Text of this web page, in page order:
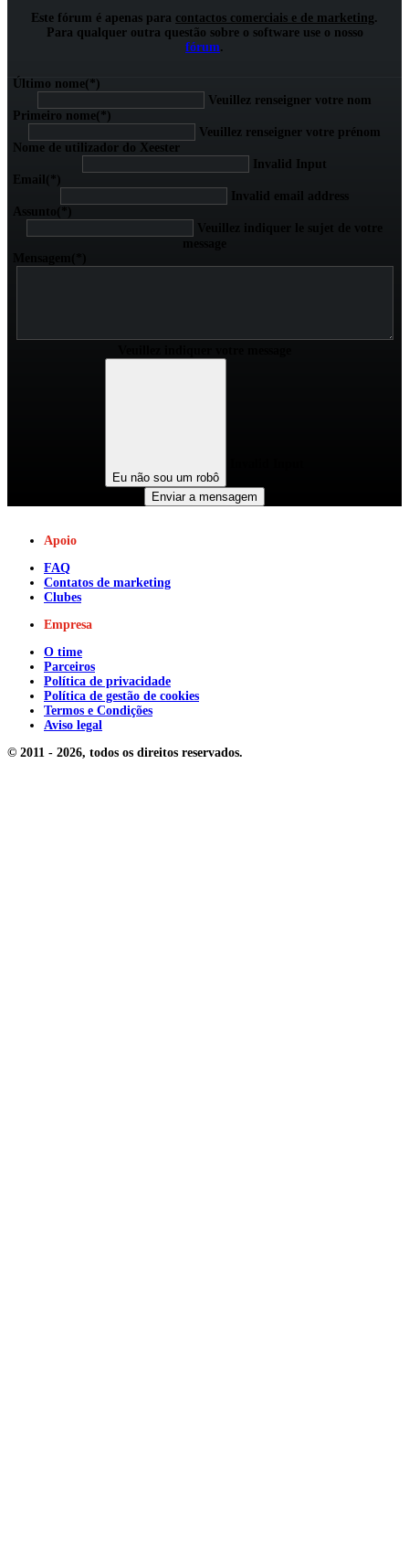
Este fórum é apenas para contactos comerciais e de marketing.
Para qualquer outra questão sobre o software use o nosso
fórum.
Último nome(*)
Veuillez renseigner votre nom
Primeiro nome(*)
Veuillez renseigner votre prénom
Nome de utilizador do Xeester
Invalid Input
Email (*)
Invalid email address
Assunto(*)
Eu não sou um robô
Enviar a mensagem
Apoio
FAQ
Contatos de marketing
Clubes
Empresa
O time
Parceiros
Política de privacidade
Política de gestão de cookies
Termos e Condições
Aviso legal
© 2011 - 2026, todos os direitos reservados.